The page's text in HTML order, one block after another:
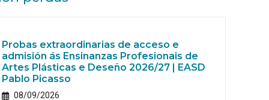
Probas extraordinarias de acceso e
admisión ás Ensinanzas Profesionais de
Artes Plásticas e Deseño 2026/27 | EASD
Pablo Picasso
08/09/2026